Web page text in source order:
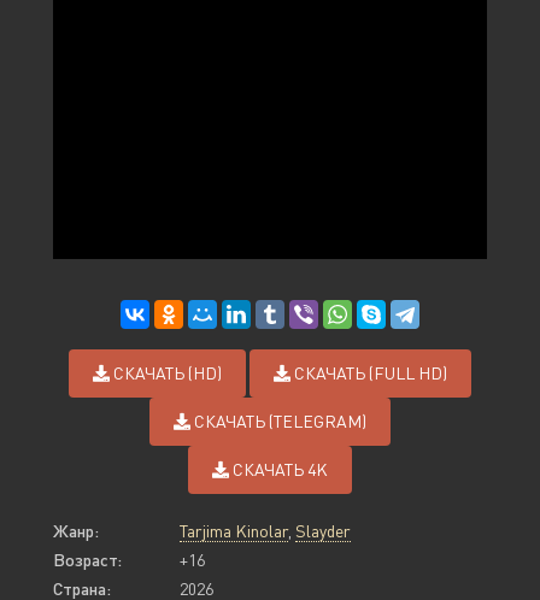
СКАЧАТЬ (HD) СКАЧАТЬ (FULL HD)
СКАЧАТЬ (TELEGRAM)
СКАЧАТЬ 4K
Жанр: Tarjima Kinolar, Slayder
Возраст:
+16
Страна:
2026